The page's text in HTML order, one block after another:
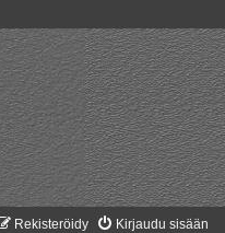
Kirjaudu sisään
Rekisteröidy